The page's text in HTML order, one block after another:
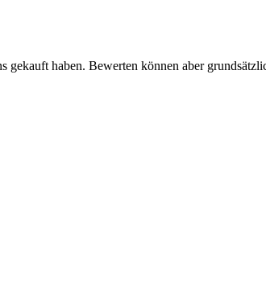
haben. Bewerten können aber